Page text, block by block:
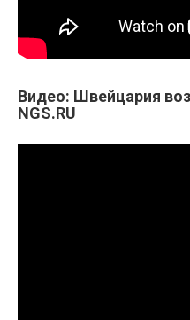
Видео: Швейцария
NGS.RU